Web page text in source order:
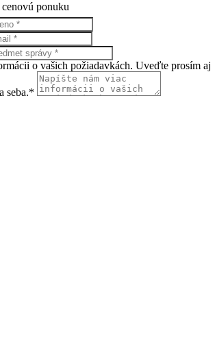
ponuku
o vašich požiadavkách. Uveďte prosím aj
seba.*